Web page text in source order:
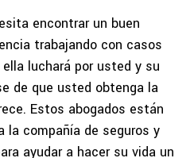
encontrar un buen
trabajando con casos
luchará por usted y su
de que usted obtenga la
Estos abogados están
la compañía de seguros y
ayudar a hacer su vida un